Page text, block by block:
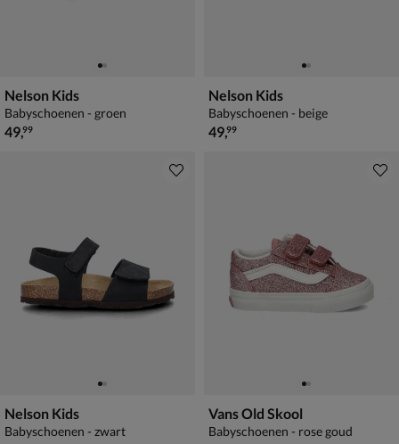
Nelson Kids
Babyschoenen - groen
€ 49,99
49,99
Nelson Kids
Babyschoenen - beige
€ 49,99
49,99
Nelson Kids
Babyschoenen - zwart
Vans Old Skool
Babyschoenen - rose goud